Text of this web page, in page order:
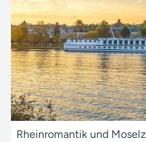
Rheinromantik und